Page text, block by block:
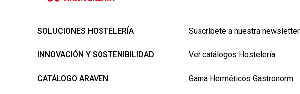
SOLUCIONES HOSTELERÍA
INNOVACIÓN Y SOSTENIBILIDAD
CATÁLOGO ARAVEN
Suscríbete a nuestra newsletter
Ver catálogos Hostelería
Gama Herméticos Gastronorm